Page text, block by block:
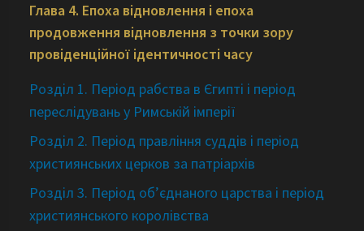
Глава 4. Епоха відновлення і епоха
продовження відновлення з точки зору
провіденційної ідентичності часу
Розділ 1. Період рабства в Єгипті і період
переслідувань у Римській імперії
Розділ 2. Період правління суддів і період
християнських церков за патріархів
Розділ 3. Період об’єднаного царства і період
християнського королівства